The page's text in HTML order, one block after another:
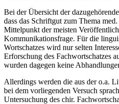
Bei der Übersicht der
dass das Schriftgut zum Thema med.
Mittelpunkt der meisten
Kommunikationsfrage. Für die
Wortschatzes wird nur selten
Erforschung des Fachwortschatzes
Allerdings werden die aus der o.a.
bei dem vorliegenden Versuch